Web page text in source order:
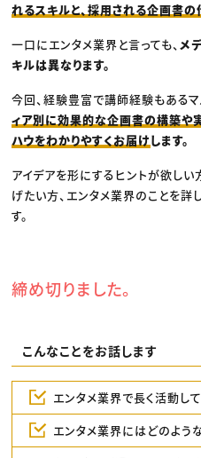
れるスキルと、採用される企画書
一口にエンタメ業界と言っても、メ
キルは異なります。
今回、経験豊富で講師経験もある
ィア別に効果的な企画書の構築や
ハウをわかりやすくお届けします。
アイデアを形にするヒントが欲し
げたい方、エンタメ業界のことを
す。
締め切りました。
こんなことをお話します
エンタメ業界で長く活動し
エンタメ業界にはどのよう